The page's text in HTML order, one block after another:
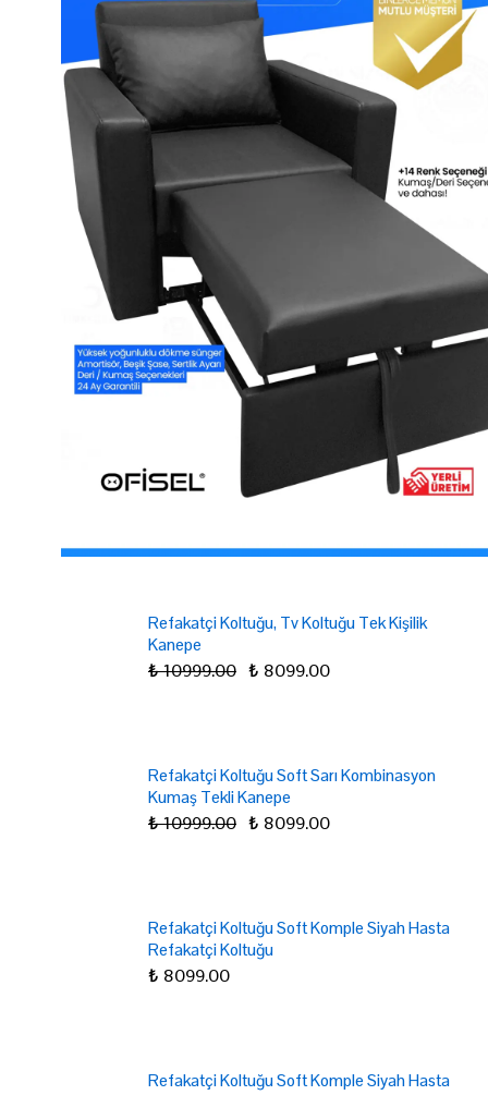
Refakatçi Koltuğu, Tv Koltuğu Tek Kişilik
Kanepe
₺ 10999.00 ₺ 8099.00
Refakatçi Koltuğu Soft Sarı Kombinasyon
Kumaş Tekli Kanepe
₺ 10999.00 ₺ 8099.00
Refakatçi Koltuğu Soft Komple Siyah Hasta
Refakatçi Koltuğu
₺ 8099.00
Refakatçi Koltuğu Soft Komple Siyah Hasta